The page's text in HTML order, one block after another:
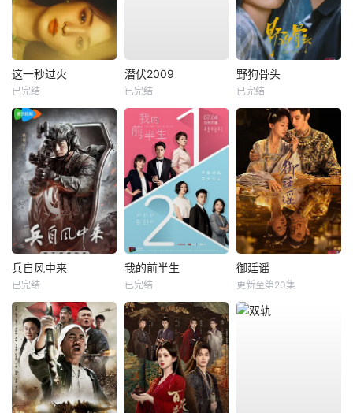
这一秒过火
已完结
潜伏2009
已完结
野狗骨头
已完结
兵自风中来
已完结
我的前半生
已完结
御廷谣
更新至第20集